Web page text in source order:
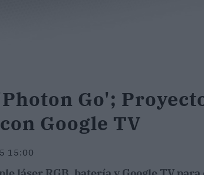
Go';
Google TV
15:00